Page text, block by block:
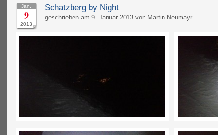
Jan.
9
2013
Schatzberg by Night
geschrieben am 9. Januar 2013 von Martin Neumayr